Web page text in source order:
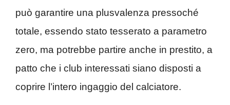
può garantire una plusvalenza pressoché
totale, essendo stato tesserato a parametro
zero, ma potrebbe partire anche in prestito, a
patto che i club interessati siano disposti a
coprire l’intero ingaggio del calciatore.